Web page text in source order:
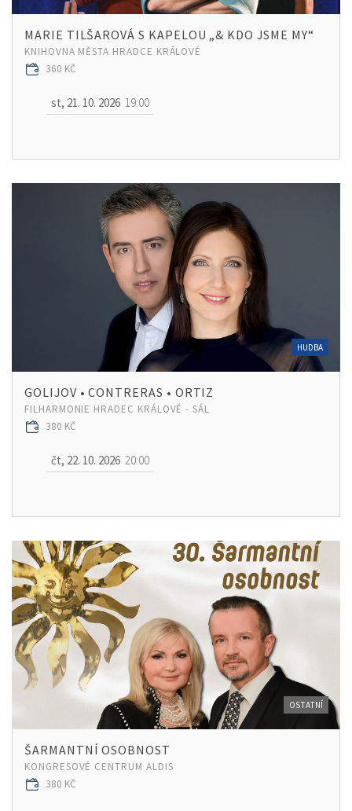
MARIE TILŠAROVÁ S KAPELOU „& KDO JSME MY“
KNIHOVNA MĚSTA HRADCE KRÁLOVÉ
360 KČ
st, 21. 10. 2026 19:00
HUDBA
GOLIJOV • CONTRERAS • ORTIZ
FILHARMONIE HRADEC KRÁLOVÉ - SÁL
380 KČ
čt, 22. 10. 2026 20:00
OSTATNÍ
ŠARMANTNÍ OSOBNOST
KONGRESOVÉ CENTRUM ALDIS
380 KČ